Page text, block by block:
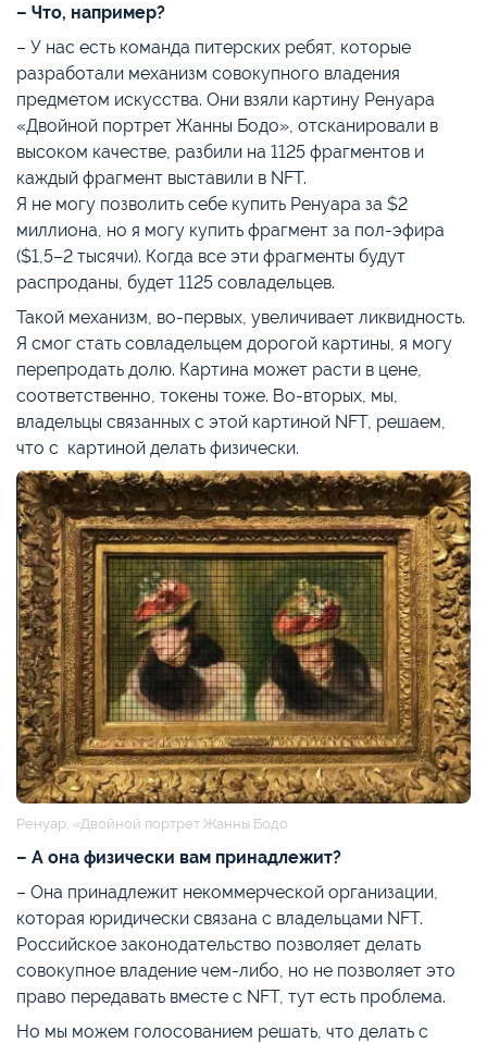
– Что, например?
– У нас есть команда питерских ребят, которые
разработали механизм совокупного владения
предметом искусства. Они взяли картину Ренуара
«Двойной портрет Жанны Бодо», отсканировали в
высоком качестве, разбили на 1125 фрагментов и
каждый фрагмент выставили в NFT.
Я не могу позволить себе купить Ренуара за $2
миллиона, но я могу купить фрагмент за пол-эфира
($1,5–2 тысячи). Когда все эти фрагменты будут
распроданы, будет 1125 совладельцев.
Такой механизм, во-первых, увеличивает ликвидность.
Я смог стать совладельцем дорогой картины, я могу
перепродать долю. Картина может расти в цене,
соответственно, токены тоже. Во-вторых, мы,
владельцы связанных с этой картиной NFT, решаем,
что с картиной делать физически.
Ренуар, «Двойной портрет Жанны Бодо
– А она физически вам принадлежит?
– Она принадлежит некоммерческой организации,
которая юридически связана с владельцами NFT.
Российское законодательство позволяет делать
совокупное владение чем-либо, но не позволяет это
право передавать вместе с NFT, тут есть проблема.
Но мы можем голосованием решать, что делать с